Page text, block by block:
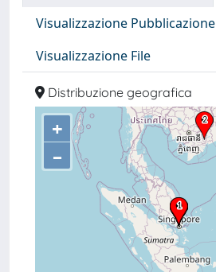
Visualizzazione Pubblicazione
Visualizzazione File
Distribuzione geografica
+
–